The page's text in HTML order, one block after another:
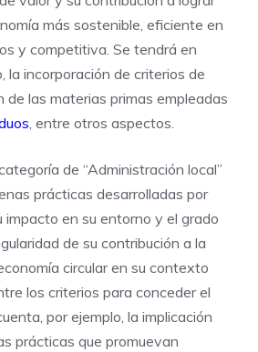
más sostenible, eficiente en
y competitiva. Se tendrá en
la incorporación de criterios de
de las materias primas empleadas
, entre otros aspectos.
de “Administración local”
prácticas desarrolladas por
impacto en su entorno y el grado
de su contribución a la
circular en su contexto
los criterios para conceder el
por ejemplo, la implicación
prácticas que promuevan